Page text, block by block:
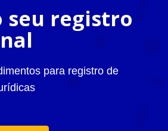
seu registro
para registro de